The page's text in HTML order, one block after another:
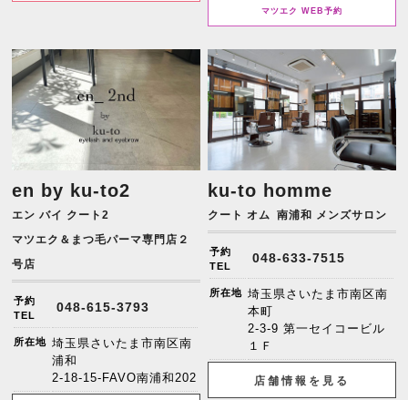
マツエク WEB予約
en by ku-to2
エン バイ クート2
マツエク＆まつ毛パーマ専門店２
号店
予約
TEL
048-615-3793
所在地 埼玉県さいたま市南区南
浦和
2-18-15-FAVO南浦和202
ku-to homme
クート オム 南浦和 メンズサロン
予約
TEL
048-633-7515
所在地 埼玉県さいたま市南区南
本町
2-3-9 第一セイコービル
１Ｆ
店舗情報を見る